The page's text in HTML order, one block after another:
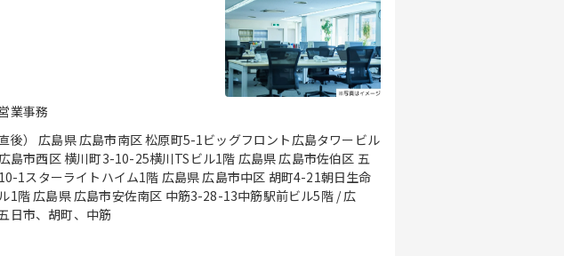
業事務
直後） 広島県 広島市南区 松原町5-1ビッグフロント広島タワービル
島市西区 横川町3-10-25横川TSビル1階 広島県 広島市佐伯区 五
1スターライトハイム1階 広島県 広島市中区 胡町4-21朝日生命
1階 広島県 広島市安佐南区 中筋3-28-13中筋駅前ビル5階 / 広
日市、胡町、中筋